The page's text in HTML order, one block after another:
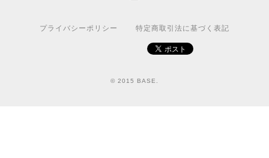
プライバシーポリシー 特定商取引法に基づく表記
© 2015 BASE.